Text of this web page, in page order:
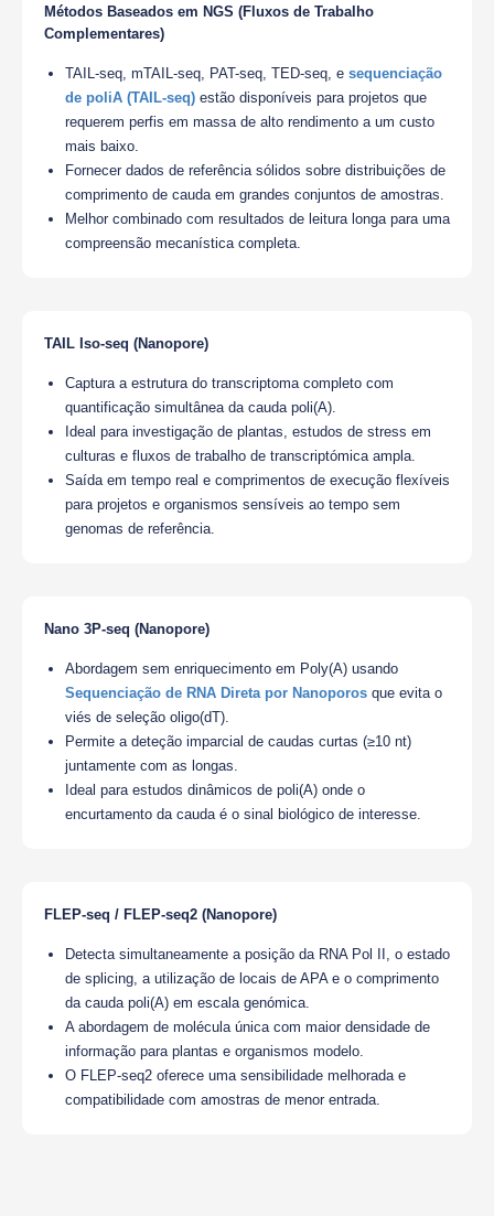
Métodos Baseados em NGS (Fluxos de Trabalho
Complementares)
TAIL-seq, mTAIL-seq, PAT-seq, TED-seq, e sequenciação
de poliA (TAIL-seq) estão disponíveis para projetos que
requerem perfis em massa de alto rendimento a um custo
mais baixo.
Fornecer dados de referência sólidos sobre distribuições de
comprimento de cauda em grandes conjuntos de amostras.
Melhor combinado com resultados de leitura longa para uma
compreensão mecanística completa.
TAIL Iso-seq (Nanopore)
Captura a estrutura do transcriptoma completo com
quantificação simultânea da cauda poli(A).
Ideal para investigação de plantas, estudos de stress em
culturas e fluxos de trabalho de transcriptómica ampla.
Saída em tempo real e comprimentos de execução flexíveis
para projetos e organismos sensíveis ao tempo sem
genomas de referência.
Nano 3P-seq (Nanopore)
Abordagem sem enriquecimento em Poly(A) usando
Sequenciação de RNA Direta por Nanoporos que evita o
viés de seleção oligo(dT).
Permite a deteção imparcial de caudas curtas (≥10 nt)
juntamente com as longas.
Ideal para estudos dinâmicos de poli(A) onde o
encurtamento da cauda é o sinal biológico de interesse.
FLEP-seq / FLEP-seq2 (Nanopore)
Detecta simultaneamente a posição da RNA Pol II, o estado
de splicing, a utilização de locais de APA e o comprimento
da cauda poli(A) em escala genómica.
A abordagem de molécula única com maior densidade de
informação para plantas e organismos modelo.
O FLEP-seq2 oferece uma sensibilidade melhorada e
compatibilidade com amostras de menor entrada.